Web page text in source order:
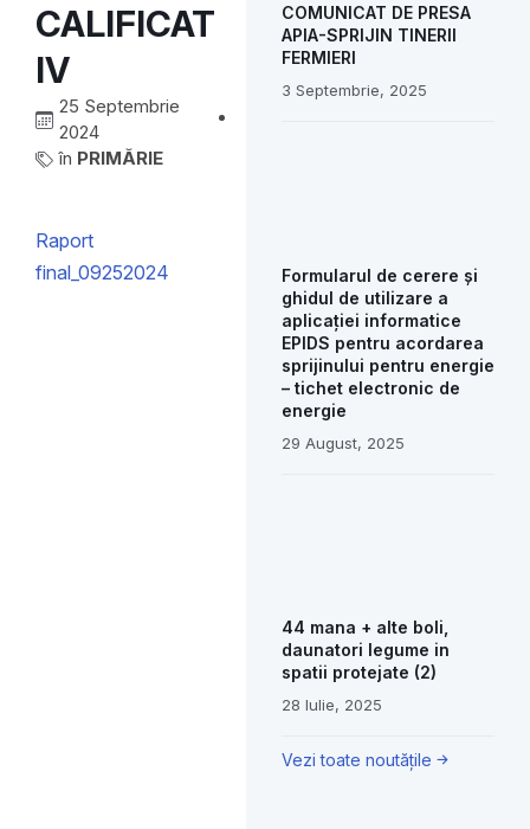
CALIFICAT
IV
25 Septembrie
2024
în PRIMĂRIE
Raport
final_09252024
COMUNICAT DE PRESA
APIA-SPRIJIN TINERII
FERMIERI
3 Septembrie, 2025
Formularul de cerere și
ghidul de utilizare a
aplicației informatice
EPIDS pentru acordarea
sprijinului pentru energie
– tichet electronic de
energie
29 August, 2025
44 mana + alte boli,
daunatori legume in
spatii protejate (2)
28 Iulie, 2025
Vezi toate noutățile